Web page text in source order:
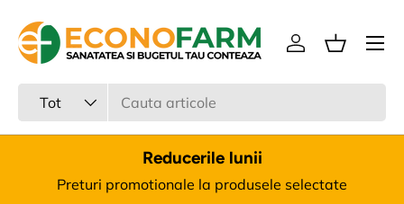
Sari la continut
Tot
Intra in cont
Cos
Meniu
Reducerile lunii
Preturi promotionale la produsele selectate